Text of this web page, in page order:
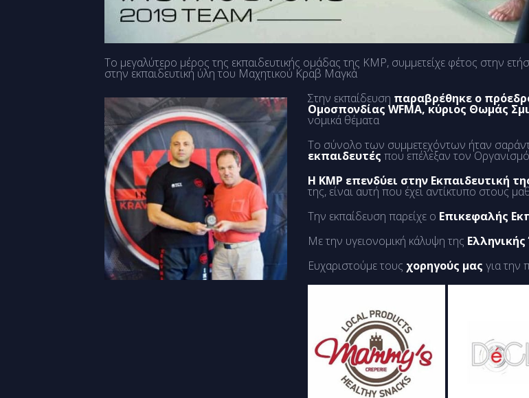
Το μεγαλύτερο μέρος της εκπαιδευτικής ομάδας της KMP, συμμετείχε φέτος στην
στην εκπαιδευτική ύλη του Μαχητικού Κραβ Μαγκά
Στην εκπαίδευση παραβρέθηκε ο
Ομοσπονδίας WFMA, κύριος Θωμάς
νομικά θέματα
Το σύνολο των συμμετεχόντων ήταν
εκπαιδευτές που επέλεξαν τον
Η KMP επενδύει στην Εκπαιδευτική
της, είναι αυτή που έχει αντίκτυπο στους
Την εκπαίδευση παρείχε ο Επικεφαλής
Με την υγειονομική κάλυψη της
Ευχαριστούμε τους χορηγούς μας για την